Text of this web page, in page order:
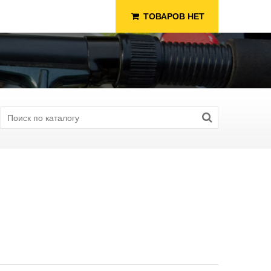
ТОВАРОВ НЕТ
Рыбалки